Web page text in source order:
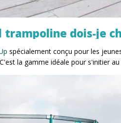
dois-je
spécialement conçu pour les
la gamme idéale pour s'initier